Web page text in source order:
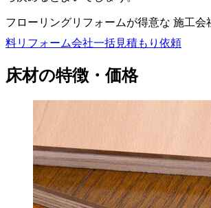
フローリングリフォームが得意な 施工会
料リフォーム会社一括見積もり依頼
床材の特徴・価格